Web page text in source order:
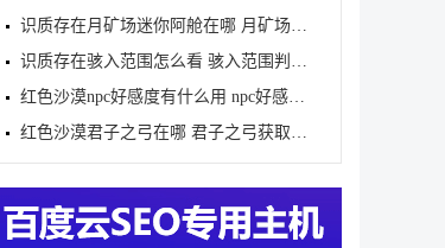
识质存在月矿场迷你阿舱在哪 月矿场迷你阿舱位置介绍
识质存在骇入范围怎么看 骇入范围判定查看方法
红色沙漠npc好感度有什么用 npc好感度作用介绍
红色沙漠君子之弓在哪 君子之弓获取地点及属性介绍